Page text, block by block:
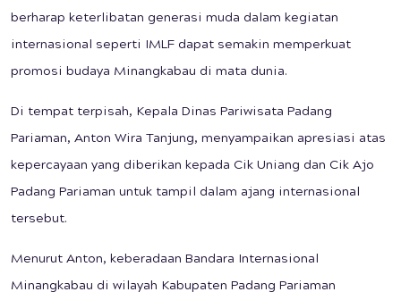
berharap keterlibatan generasi muda dalam kegiatan
internasional seperti IMLF dapat semakin memperkuat
promosi budaya Minangkabau di mata dunia.
Di tempat terpisah, Kepala Dinas Pariwisata Padang
Pariaman, Anton Wira Tanjung, menyampaikan apresiasi atas
kepercayaan yang diberikan kepada Cik Uniang dan Cik Ajo
Padang Pariaman untuk tampil dalam ajang internasional
tersebut.
Menurut Anton, keberadaan Bandara Internasional
Minangkabau di wilayah Kabupaten Padang Pariaman